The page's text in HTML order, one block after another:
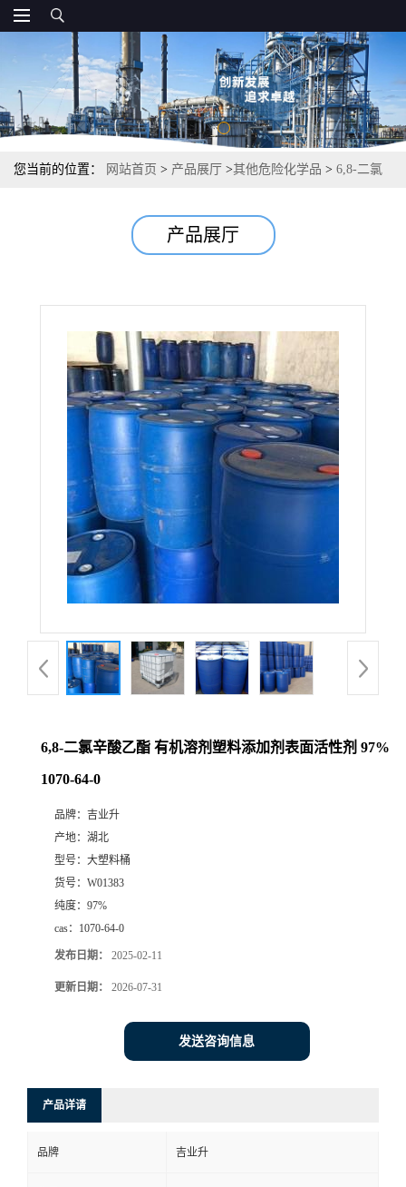
您当前的位置： 网站首页 > 产品展厅 >其他危险化学品 > 6,8-二氯
产品展厅
6,8-二氯辛酸乙酯 有机溶剂塑料添加剂表面活性剂 97%
1070-64-0
品牌： 吉业升
产地： 湖北
型号： 大塑料桶
货号： W01383
纯度： 97%
cas： 1070-64-0
发布日期： 2025-02-11
更新日期： 2026-07-31
发送咨询信息
产品详请
品牌 吉业升